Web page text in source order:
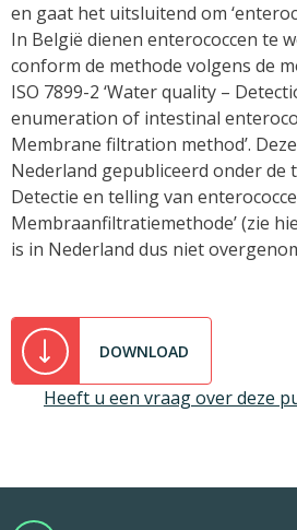
en gaat het uitsluitend om
In België dienen enterococcen te
conform de methode volgens de
ISO 7899-2 ‘Water quality –
enumeration of intestinal
Membrane filtration method’.
Nederland gepubliceerd onder de
Detectie en telling van
Membraanfiltratiemethode’ (zie
is in Nederland dus niet
DOWNLOAD
Heeft u een vraag over deze